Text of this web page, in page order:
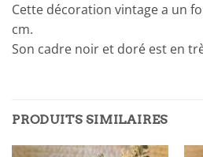
Cette décoration vintage a un
cm.
Son cadre noir et doré est en
PRODUITS SIMILAIRES